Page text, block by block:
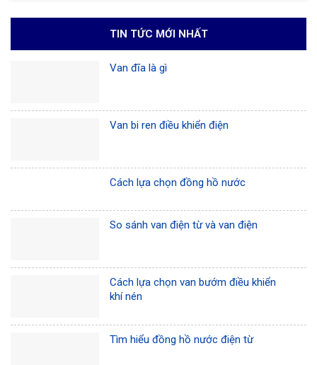
TIN TỨC MỚI NHẤT
Van đĩa là gì
Van bi ren điều khiển điện
Cách lựa chọn đồng hồ nước
So sánh van điện từ và van điện
Cách lựa chọn van bướm điều khiển
khí nén
Tìm hiểu đồng hồ nước điện từ